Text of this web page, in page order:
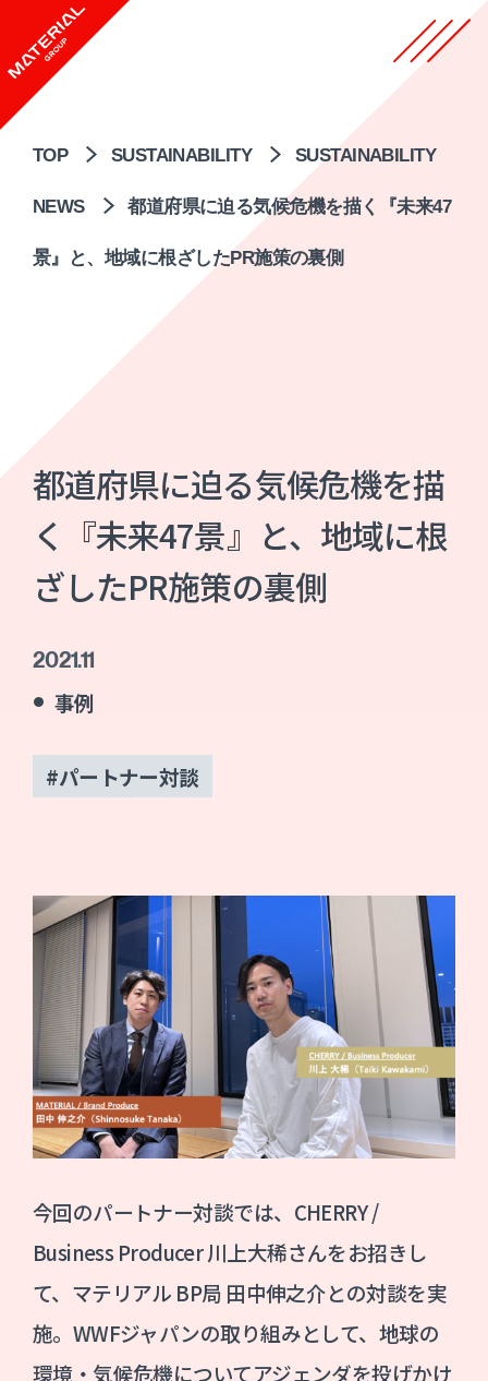
TOP SUSTAINABILITY SUSTAINABILITY
NEWS 都道府県に迫る気候危機を描く『未来47
景』と、地域に根ざしたPR施策の裏側
都道府県に迫る気候危機を描
く『未来47景』と、地域に根
ざしたPR施策の裏側
2021.11
事例
#パートナー対談
今回のパートナー対談では、CHERRY /
Business Producer 川上大稀さんをお招きし
て、マテリアル BP局 田中伸之介との対談を実
施。WWFジャパンの取り組みとして、地球の
環境・気候危機についてアジェンダを投げかけ